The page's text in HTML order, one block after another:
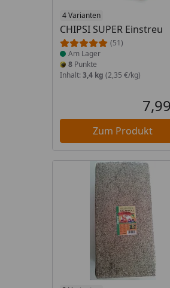
4 Varianten
CHIPSI SUPER Einstreu
(51)
Produkt am Lager
Am Lager
8 Punkte
Inhalt: 3,4 kg (2,35 €/kg)
Zum Produkt